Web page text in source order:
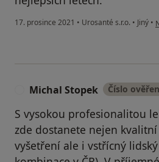
17. prosince 2021 • Urosanté s.r.o. • Jiný •
Michal Stopek Číslo
S vysokou profesionalitou
zde dostanete nejen
vyšetření ale i vstřícný